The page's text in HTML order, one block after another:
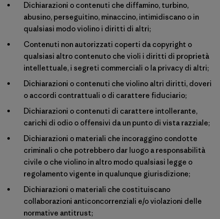
Dichiarazioni o contenuti che diffamino, turbino,
abusino, perseguitino, minaccino, intimidiscano o in
qualsiasi modo violino i diritti di altri;
Contenuti non autorizzati coperti da copyright o
qualsiasi altro contenuto che violi i diritti di proprietà
intellettuale, i segreti commerciali o la privacy di altri;
Dichiarazioni o contenuti che violino altri diritti, doveri
o accordi contrattuali o di carattere fiduciario;
Dichiarazioni o contenuti di carattere intollerante,
carichi di odio o offensivi da un punto di vista razziale;
Dichiarazioni o materiali che incoraggino condotte
criminali o che potrebbero dar luogo a responsabilità
civile o che violino in altro modo qualsiasi legge o
regolamento vigente in qualunque giurisdizione;
Dichiarazioni o materiali che costituiscano
collaborazioni anticoncorrenziali e/o violazioni delle
normative antitrust;